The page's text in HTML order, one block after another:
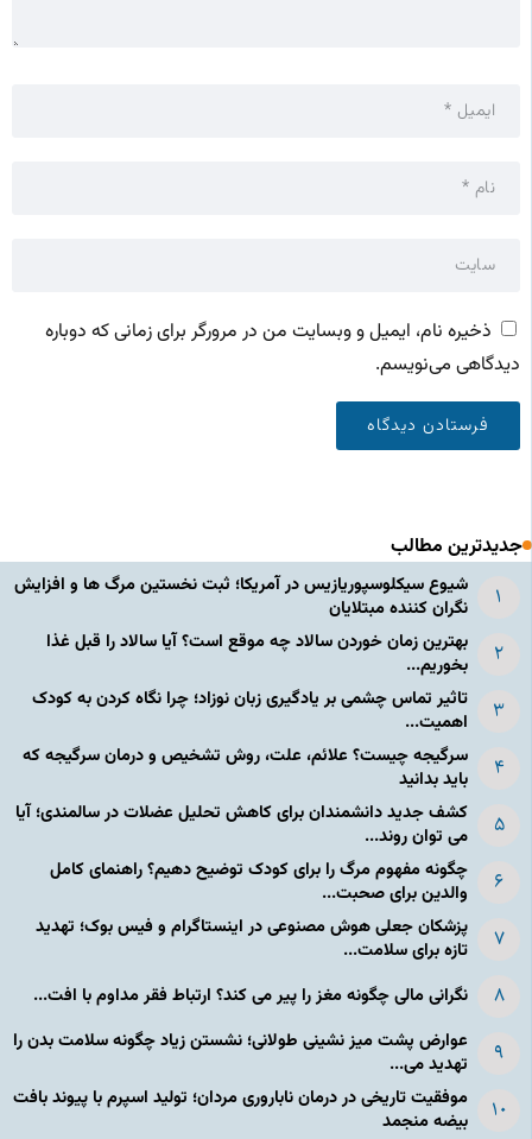
ذخیره نام، ایمیل و وبسایت من در مرورگر برای زمانی که دوباره
دیدگاهی می‌نویسم.
جدیدترین مطالب
شیوع سیکلوسپوریازیس در آمریکا؛ ثبت نخستین مرگ ها و افزایش
نگران کننده مبتلایان
بهترین زمان خوردن سالاد چه موقع است؟ آیا سالاد را قبل غذا
بخوریم...
تاثیر تماس چشمی بر یادگیری زبان نوزاد؛ چرا نگاه کردن به کودک
اهمیت...
سرگیجه چیست؟ علائم، علت، روش تشخیص و درمان سرگیجه که
باید بدانید
کشف جدید دانشمندان برای کاهش تحلیل عضلات در سالمندی؛ آیا
می توان روند...
چگونه مفهوم مرگ را برای کودک توضیح دهیم؟ راهنمای کامل
والدین برای صحبت...
پزشکان جعلی هوش مصنوعی در اینستاگرام و فیس بوک؛ تهدید
تازه برای سلامت...
نگرانی مالی چگونه مغز را پیر می کند؟ ارتباط فقر مداوم با افت...
عوارض پشت میز نشینی طولانی؛ نشستن زیاد چگونه سلامت بدن را
تهدید می...
موفقیت تاریخی در درمان ناباروری مردان؛ تولید اسپرم با پیوند بافت
بیضه منجمد